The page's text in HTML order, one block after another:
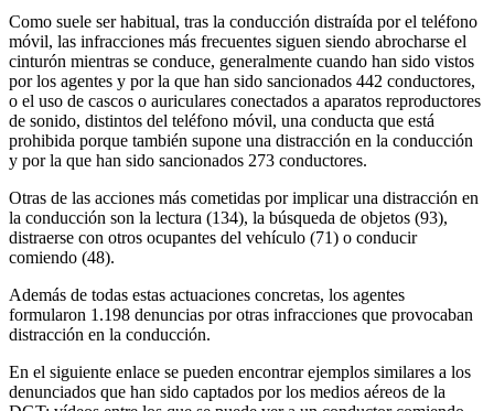
Como suele ser habitual, tras la conducción distraída por el teléfono
móvil, las infracciones más frecuentes siguen siendo abrocharse el
cinturón mientras se conduce, generalmente cuando han sido vistos
por los agentes y por la que han sido sancionados 442 conductores,
o el uso de cascos o auriculares conectados a aparatos reproductores
de sonido, distintos del teléfono móvil, una conducta que está
prohibida porque también supone una distracción en la conducción
y por la que han sido sancionados 273 conductores.
Otras de las acciones más cometidas por implicar una distracción en
la conducción son la lectura (134), la búsqueda de objetos (93),
distraerse con otros ocupantes del vehículo (71) o conducir
comiendo (48).
Además de todas estas actuaciones concretas, los agentes
formularon 1.198 denuncias por otras infracciones que provocaban
distracción en la conducción.
En el siguiente enlace se pueden encontrar ejemplos similares a los
denunciados que han sido captados por los medios aéreos de la